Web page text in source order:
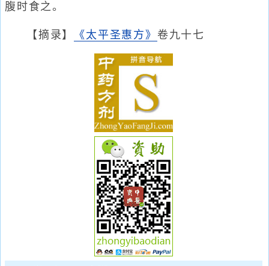
腹时食之。
【摘录】 《太平圣惠方》 卷九十七